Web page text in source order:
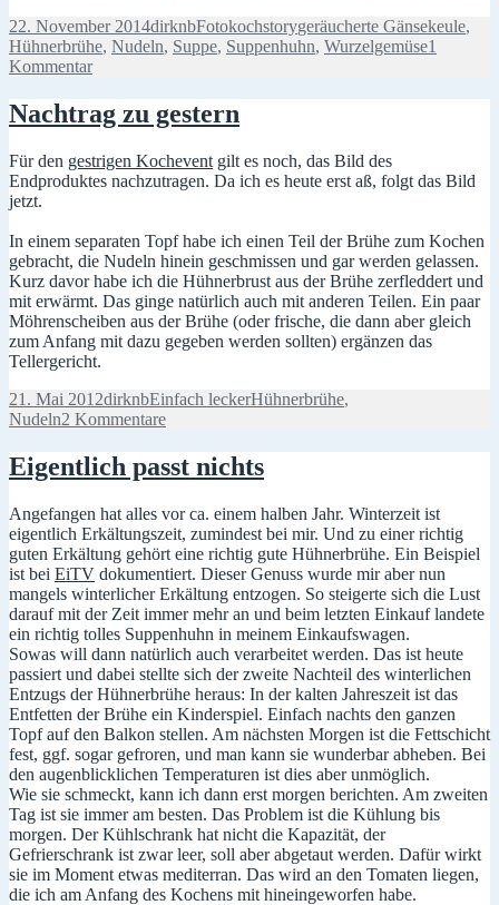
Veröffentlicht
am
22. November 2014Autor
dirknbKategorien
FotokochstorySchlagwörter
geräucherte Gänsekeule,
Hühnerbrühe, Nudeln, Suppe, Suppenhuhn, Wurzelgemüse1
Kommentarzu
bringt
Geschmack
Nachtrag zu gestern
Für den gestrigen Kochevent gilt es noch, das Bild des
Endproduktes nachzutragen. Da ich es heute erst aß, folgt das Bild
jetzt.
In einem separaten Topf habe ich einen Teil der Brühe zum Kochen
gebracht, die Nudeln hinein geschmissen und gar werden gelassen.
Kurz davor habe ich die Hühnerbrust aus der Brühe zerfleddert und
mit erwärmt. Das ginge natürlich auch mit anderen Teilen. Ein paar
Möhrenscheiben aus der Brühe (oder frische, die dann aber gleich
zum Anfang mit dazu gegeben werden sollten) ergänzen das
Tellergericht.
Veröffentlicht
am
21. Mai 2012Autor
dirknbKategorien
Einfach leckerSchlagwörter
Hühnerbrühe,
Nudeln2 Kommentarezu
gestern
Eigentlich passt nichts
Angefangen hat alles vor ca. einem halben Jahr. Winterzeit ist
eigentlich Erkältungszeit, zumindest bei mir. Und zu einer richtig
guten Erkältung gehört eine richtig gute Hühnerbrühe. Ein Beispiel
ist bei EiTV dokumentiert. Dieser Genuss wurde mir aber nun
mangels winterlicher Erkältung entzogen. So steigerte sich die Lust
darauf mit der Zeit immer mehr an und beim letzten Einkauf landete
ein richtig tolles Suppenhuhn in meinem Einkaufswagen.
Sowas will dann natürlich auch verarbeitet werden. Das ist heute
passiert und dabei stellte sich der zweite Nachteil des winterlichen
Entzugs der Hühnerbrühe heraus: In der kalten Jahreszeit ist das
Entfetten der Brühe ein Kinderspiel. Einfach nachts den ganzen
Topf auf den Balkon stellen. Am nächsten Morgen ist die Fettschicht
fest, ggf. sogar gefroren, und man kann sie wunderbar abheben. Bei
den augenblicklichen Temperaturen ist dies aber unmöglich.
Wie sie schmeckt, kann ich dann erst morgen berichten. Am zweiten
Tag ist sie immer am besten. Das Problem ist die Kühlung bis
morgen. Der Kühlschrank hat nicht die Kapazität, der
Gefrierschrank ist zwar leer, soll aber abgetaut werden. Dafür wirkt
sie im Moment etwas mediterran. Das wird an den Tomaten liegen,
die ich am Anfang des Kochens mit hineingeworfen habe.